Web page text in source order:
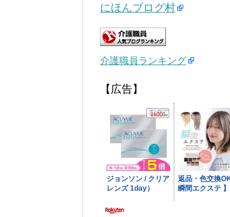
にほんブログ村
介護職員ランキング
【広告】